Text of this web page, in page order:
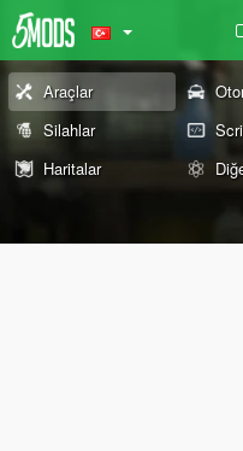
Araçlar
Silahlar
Haritalar